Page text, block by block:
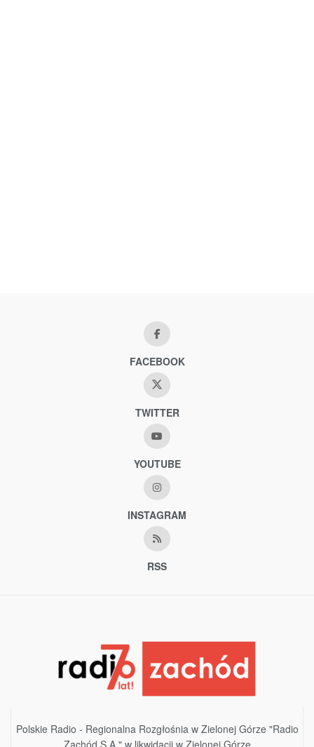
FACEBOOK
TWITTER
YOUTUBE
INSTAGRAM
RSS
Polskie Radio - Regionalna Rozgłośnia w Zielonej Górze "Radio